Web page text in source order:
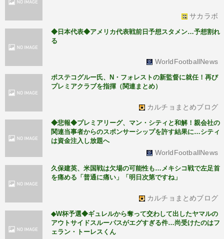
サカラボ
◆日本代表◆アメリカ代表戦前日予想スタメン…予想割れ
る
WorldFootballNews
ポステコグルー氏、N・フォレストの新監督に就任！再び
プレミアクラブを指揮（関連まとめ）
カルチョまとめブログ
◆悲報◆プレミアリーグ、マン・シティと和解！親会社の
関連当事者からのスポンサーシップを許す結果に…シティ
は資金注入し放題へ
WorldFootballNews
久保建英、米国戦は欠場の可能性も…メキシコ戦で左足首
を痛める「普通に痛い」「明日次第ですね」
カルチョまとめブログ
◆W杯予選◆ギュレルから奪って交わして出したヤマルの
アウトサイドスルーパスがエグすぎる件…尚受けたのはフ
ェラン・トーレスくん